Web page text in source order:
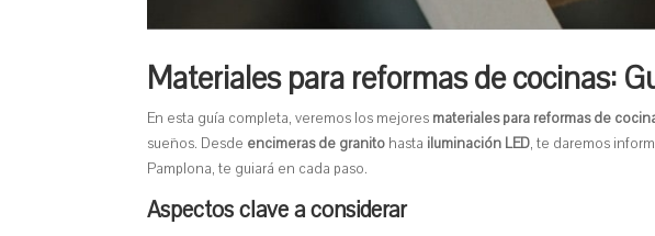
Materiales para reformas de cocinas:
En esta guía completa, veremos los mejores materiales para reformas de
sueños. Desde encimeras de granito hasta iluminación LED, te daremos
Pamplona, te guiará en cada paso.
Aspectos clave a considerar